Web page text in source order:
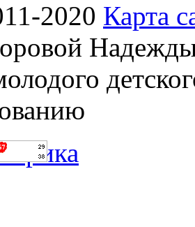
2020 Карта